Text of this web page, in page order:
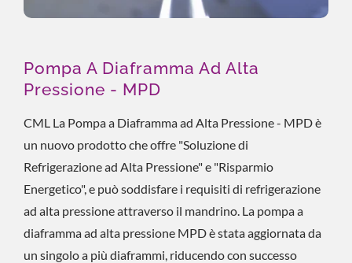
Pompa A Diaframma Ad Alta
Pressione - MPD
CML La Pompa a Diaframma ad Alta Pressione - MPD è
un nuovo prodotto che offre "Soluzione di
Refrigerazione ad Alta Pressione" e "Risparmio
Energetico", e può soddisfare i requisiti di refrigerazione
ad alta pressione attraverso il mandrino. La pompa a
diaframma ad alta pressione MPD è stata aggiornata da
un singolo a più diaframmi, riducendo con successo